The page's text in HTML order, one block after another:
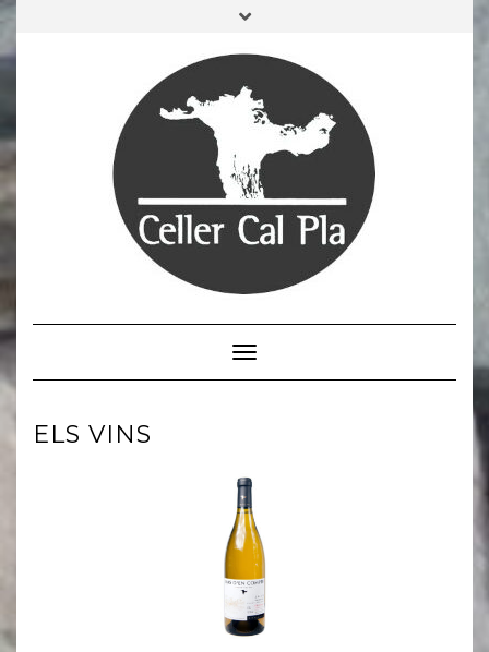
Cambiar modo de navegación
ELS VINS